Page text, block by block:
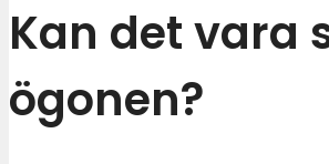
Kan det vara
ögonen?